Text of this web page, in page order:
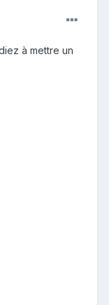
à mettre un